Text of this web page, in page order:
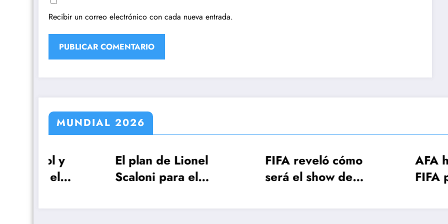
Recibir un correo electrónico con cada nueva entrada.
MUNDIAL 2026
El plan de Lionel
Scaloni para el
26 jugadores
FIFA reveló cómo
será el show de
del Mundo
AFA hizo el
FIFA para que
jugar la primera